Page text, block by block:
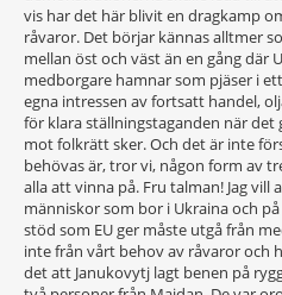
vis har det här blivit en dragkamp
råvaror. Det börjar kännas alltmer
mellan öst och väst än en gång där
medborgare hamnar som pjäser i
egna intressen av fortsatt handel,
för klara ställningstaganden när
mot folkrätt sker. Och det är inte
behövas är, tror vi, någon form av
alla att vinna på. Fru talman! Jag vill
människor som bor i Ukraina och
stöd som EU ger måste utgå från
inte från vårt behov av råvaror och
det att Janukovytj lagt benen på